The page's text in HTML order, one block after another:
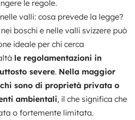
le regole.
valli: cosa prevede la legge?
boschi e nelle valli svizzere può
ideale per chi cerca
le regolamentazioni in
severe. Nella maggior
sono di proprietà privata o
ambientali, il che significa che
o fortemente limitata.